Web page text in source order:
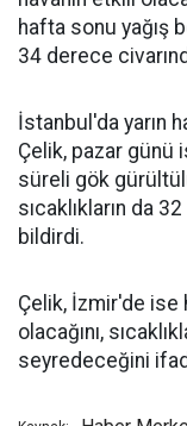
hafta sonu yağış
34 derece
İstanbul'da yarın
Çelik, pazar günü
süreli gök
sıcaklıkların da
bildirdi.
Çelik, İzmir'de ise
olacağını,
seyredeceğini